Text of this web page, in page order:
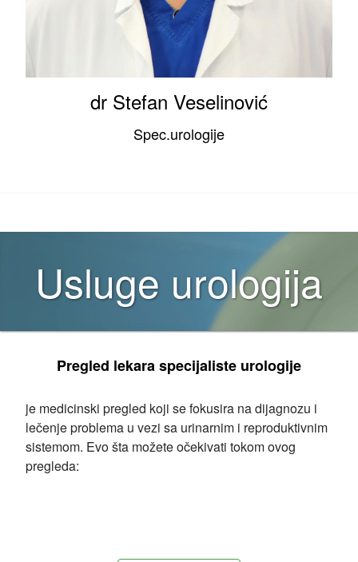
dr Stefan Veselinović
Spec.urologije
Usluge urologija
Pregled lekara specijaliste urologije
je medicinski pregled koji se fokusira na dijagnozu i
lečenje problema u vezi sa urinarnim i reproduktivnim
sistemom. Evo šta možete očekivati tokom ovog
pregleda: